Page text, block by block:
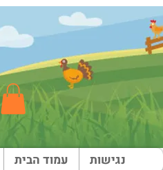
נגישות עמוד הבית